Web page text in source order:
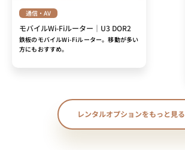
通信・AV
モバイルWi-Fiルーター｜U3 DOR2
鉄板のモバイルWi-Fiルーター。移動が多い
方にもおすすめ。
レンタルオプションをもっと見る